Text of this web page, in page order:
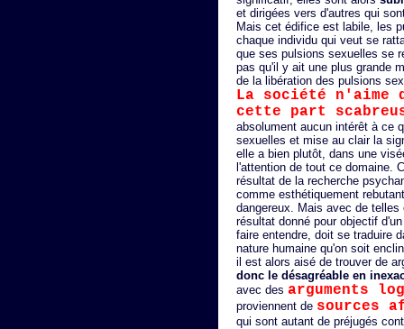
et dirigées vers d'autres qui
Mais cet édifice est labile, les
chaque individu qui veut se
que ses pulsions sexuelles se
pas qu'il y ait une plus grande
de la libération des pulsions
La société n'aime
cette part
absolument aucun intérêt à ce
sexuelles et mise au clair la
elle a bien plutôt, dans une
l'attention de tout ce domaine.
résultat de la recherche
comme esthétiquement
dangereux. Mais avec de
résultat donné pour objectif
faire entendre, doit se traduire
nature humaine qu'on soit
il est alors aisé de trouver de
donc le désagréable en
avec des arguments
proviennent de sources
qui sont autant de préjugés